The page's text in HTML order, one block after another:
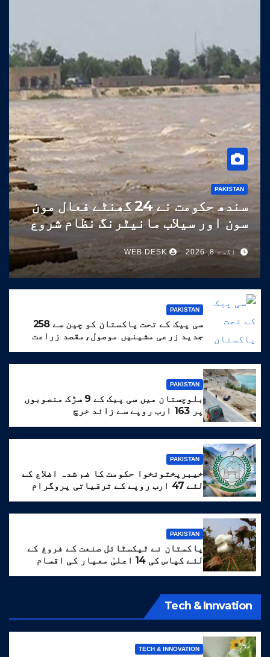
PAKISTAN
سندھ حکومت نے 24 گھنٹے فعال مون
سون اور سیلاب مانیٹرنگ نظام شروع
اگست 8, 2026 WEB DESK
PAKISTAN
سی پیک کے تحت پاکستان کو چین سے 258
جدید زرعی مشینیں موصول،مقصد زراعت
PAKISTAN
بلوچستان میں سی پیک کے 9 سڑک منصوبوں
پر 163 ارب روپے سے زائد خرچ
PAKISTAN
خیبرپختونخوا حکومت کا ضم شدہ اضلاع کے
لئے 47 ارب روپے کے ترقیاتی پروگرام
PAKISTAN
پاکستان نے ٹیکسٹائل صنعت کے فروغ کے
لئے کپاس کی 14 اعلیٰ معیار کی اقسام
Tech & Innvation
TECH & INNOVATION